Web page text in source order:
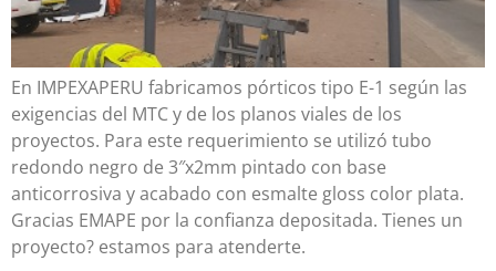
En IMPEXAPERU fabricamos pórticos tipo E-1 según las
exigencias del MTC y de los planos viales de los
proyectos. Para este requerimiento se utilizó tubo
redondo negro de 3″x2mm pintado con base
anticorrosiva y acabado con esmalte gloss color plata.
Gracias EMAPE por la confianza depositada. Tienes un
proyecto? estamos para atenderte.